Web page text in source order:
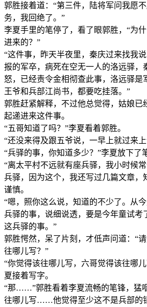
郭胜接着道：“第三件，陆将军问我愿
务，我回绝了。”
李夏手里的笔停了，看了眼郭胜，“为
进来的？”
“这件事，昨天半夜里，秦庆过来找我
报的军卒，病死在空无一人的洛远驿，
怒，已经责令金相彻查此事，洛远驿是
王爷和兵部江尚书，都要吃挂落。”
郭胜赶紧解释，不过他总觉得，姑娘已
起递进来这件事。
“五哥知道了吗？”李夏看着郭胜。
“还没来得及跟五爷说，一早上就过来
“兵驿的事，你知道多少？”李夏放下了
“离太平村不远就有座兵驿，我小时候
兵驿，因为这个，我还写过几篇文章，
谨慎。
“嗯，照你这么说，知道的不少了。从
兵驿的事，说细说透，要是今年童试考
这兵驿的事。”
郭胜愕然，呆了片刻，才低声问道：“请
往哪儿写？”
“你觉得该往哪儿写，六哥觉得该往哪
夏接着写字。
“那……”郭胜看着李夏流畅的笔锋，猛
往哪儿写……他觉得至少这不是兵部的